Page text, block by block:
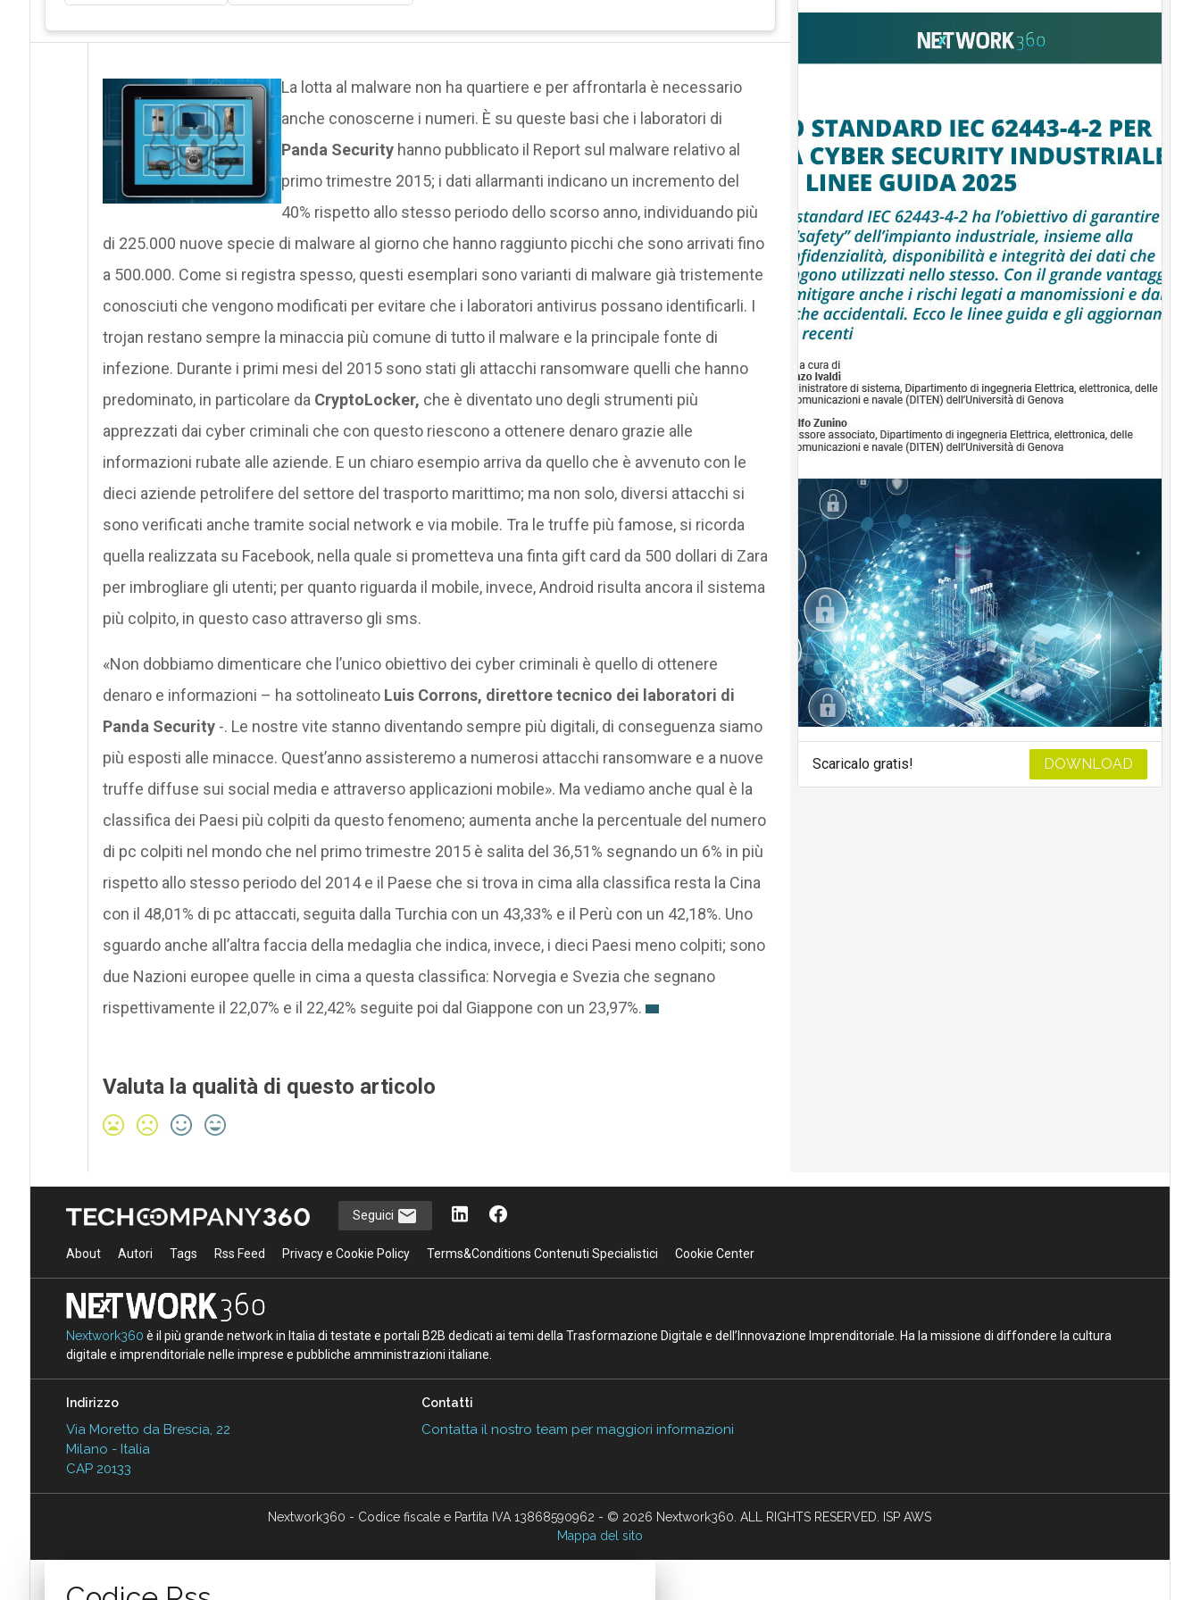
La lotta al malware non ha quartiere e per affrontarla è necessario
anche conoscerne i numeri. È su queste basi che i laboratori di
Panda Security hanno pubblicato il Report sul malware relativo al
primo trimestre 2015; i dati allarmanti indicano un incremento del
40% rispetto allo stesso periodo dello scorso anno, individuando più
di 225.000 nuove specie di malware al giorno che hanno raggiunto picchi che sono arrivati fino
a 500.000. Come si registra spesso, questi esemplari sono varianti di malware già tristemente
conosciuti che vengono modificati per evitare che i laboratori antivirus possano identificarli. I
trojan restano sempre la minaccia più comune di tutto il malware e la principale fonte di
infezione. Durante i primi mesi del 2015 sono stati gli attacchi ransomware quelli che hanno
predominato, in particolare da CryptoLocker, che è diventato uno degli strumenti più
apprezzati dai cyber criminali che con questo riescono a ottenere denaro grazie alle
informazioni rubate alle aziende. E un chiaro esempio arriva da quello che è avvenuto con le
dieci aziende petrolifere del settore del trasporto marittimo; ma non solo, diversi attacchi si
sono verificati anche tramite social network e via mobile. Tra le truffe più famose, si ricorda
quella realizzata su Facebook, nella quale si prometteva una finta gift card da 500 dollari di Zara
per imbrogliare gli utenti; per quanto riguarda il mobile, invece, Android risulta ancora il sistema
più colpito, in questo caso attraverso gli sms.
«Non dobbiamo dimenticare che l’unico obiettivo dei cyber criminali è quello di ottenere
denaro e informazioni – ha sottolineato Luis Corrons, direttore tecnico dei laboratori di
Panda Security-. Le nostre vite stanno diventando sempre più digitali, di conseguenza siamo
più esposti alle minacce. Quest’anno assisteremo a numerosi attacchi ransomware e a nuove
truffe diffuse sui social media e attraverso applicazioni mobile». Ma vediamo anche qual è la
classifica dei Paesi più colpiti da questo fenomeno; aumenta anche la percentuale del numero
di pc colpiti nel mondo che nel primo trimestre 2015 è salita del 36,51% segnando un 6% in più
rispetto allo stesso periodo del 2014 e il Paese che si trova in cima alla classifica resta la Cina
con il 48,01% di pc attaccati, seguita dalla Turchia con un 43,33% e il Perù con un 42,18%. Uno
sguardo anche all’altra faccia della medaglia che indica, invece, i dieci Paesi meno colpiti; sono
due Nazioni europee quelle in cima a questa classifica: Norvegia e Svezia che segnano
rispettivamente il 22,07% e il 22,42% seguite poi dal Giappone con un 23,97%.
Valuta la qualità di questo articolo
Scaricalo gratis! DOWNLOAD
Seguici
About Autori Tags Rss Feed Privacy e Cookie Policy Terms&Conditions Contenuti Specialistici Cookie Center
Nextwork360 è il più grande network in Italia di testate e portali B2B dedicati ai temi della Trasformazione Digitale e dell’Innovazione Imprenditoriale. Ha la missione di diffondere la cultura
digitale e imprenditoriale nelle imprese e pubbliche amministrazioni italiane.
Indirizzo
Via Moretto da Brescia, 22
Milano - Italia
CAP 20133
Contatti
Contatta il nostro team per maggiori informazioni
Nextwork360 - Codice fiscale e Partita IVA 13868590962 - © 2026 Nextwork360. ALL RIGHTS RESERVED. ISP AWS
Mappa del sito